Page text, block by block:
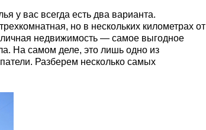
у вас всегда есть два варианта.
но в нескольких километрах от
недвижимость — самое выгодное
На самом деле, это лишь одно из
Разберем несколько самых